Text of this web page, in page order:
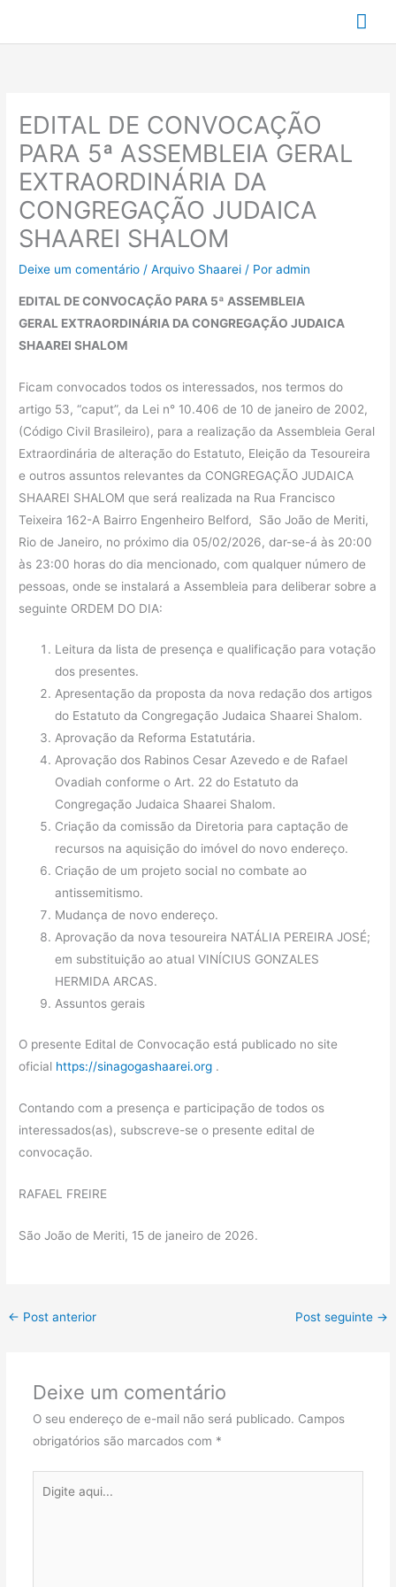
EDITAL DE CONVOCAÇÃO
PARA 5ª ASSEMBLEIA GERAL
EXTRAORDINÁRIA DA
CONGREGAÇÃO JUDAICA
SHAAREI SHALOM
Deixe um comentário /Arquivo Shaarei / Poradmin
EDITAL DE CONVOCAÇÃO PARA 5ª ASSEMBLEIA
GERAL EXTRAORDINÁRIA DA CONGREGAÇÃO JUDAICA
SHAAREI SHALOM
Ficam convocados todos os interessados, nos termos do
artigo 53, “caput”, da Lei n° 10.406 de 10 de janeiro de 2002,
(Código Civil Brasileiro), para a realização da Assembleia Geral
Extraordinária de alteração do Estatuto, Eleição da Tesoureira
e outros assuntos relevantes da CONGREGAÇÃO JUDAICA
SHAAREI SHALOM que será realizada na Rua Francisco
Teixeira 162-A Bairro Engenheiro Belford, São João de Meriti,
Rio de Janeiro, no próximo dia 05/02/2026, dar-se-á às 20:00
às 23:00 horas do dia mencionado, com qualquer número de
pessoas, onde se instalará a Assembleia para deliberar sobre a
seguinte ORDEM DO DIA:
Leitura da lista de presença e qualificação para votação
dos presentes.
Apresentação da proposta da nova redação dos artigos
do Estatuto da Congregação Judaica Shaarei Shalom.
Aprovação da Reforma Estatutária.
Aprovação dos Rabinos Cesar Azevedo e de Rafael
Ovadiah conforme o Art. 22 do Estatuto da
Congregação Judaica Shaarei Shalom.
Criação da comissão da Diretoria para captação de
recursos na aquisição do imóvel do novo endereço.
Criação de um projeto social no combate ao
antissemitismo.
Mudança de novo endereço.
Aprovação da nova tesoureira NATÁLIA PEREIRA JOSÉ;
em substituição ao atual VINÍCIUS GONZALES
HERMIDA ARCAS.
Assuntos gerais
O presente Edital de Convocação está publicado no site
oficial https://sinagogashaarei.org .
Contando com a presença e participação de todos os
interessados(as), subscreve-se o presente edital de
convocação.
RAFAEL FREIRE
São João de Meriti, 15 de janeiro de 2026.
← Post anterior Post seguinte →
Deixe um comentário
O seu endereço de e-mail não será publicado. Campos
obrigatórios são marcados com *
aqui...